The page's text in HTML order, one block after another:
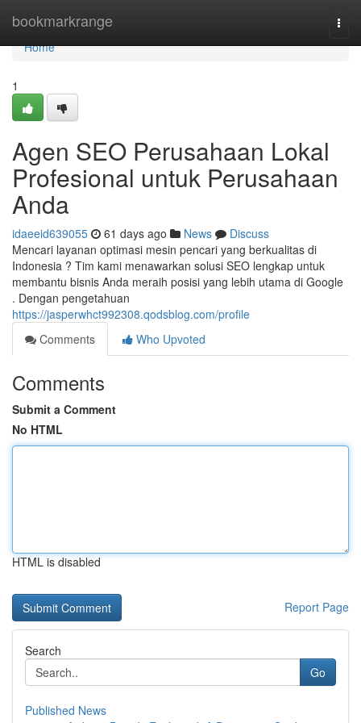
bookmarkrange
Home
Home
1
Agen SEO Perusahaan Lokal
Profesional untuk Perusahaan
Anda
idaeeid639055 61 days ago News
Discuss
Mencari layanan optimasi mesin pencari yang berkualitas di
Indonesia ? Tim kami menawarkan solusi SEO lengkap untuk
membantu bisnis Anda meraih posisi yang lebih utama di Google
. Dengan pengetahuan
https://jasperwhct992308.qodsblog.com/profile
Comments
Who Upvoted
Comments
Submit a Comment
No HTML
HTML is disabled
Report Page
Search
Go
Published News